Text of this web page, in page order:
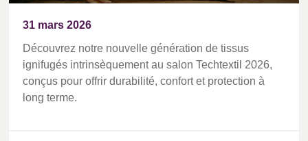
31 mars 2026
Découvrez notre nouvelle génération de tissus
ignifugés intrinsèquement au salon Techtextil 2026,
conçus pour offrir durabilité, confort et protection à
long terme.